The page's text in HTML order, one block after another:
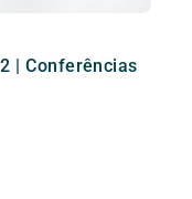
| Conferências